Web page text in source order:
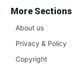
More Sections
About us
Privacy & Policy
Copyright